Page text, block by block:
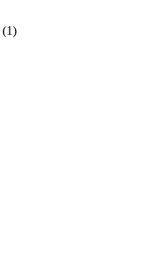
(1)